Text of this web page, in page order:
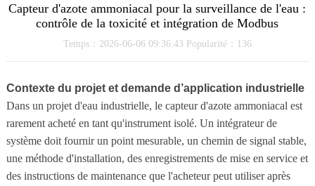
Capteur d'azote ammoniacal pour la surveillance de l'eau :
contrôle de la toxicité et intégration de Modbus
Temps：2026-06-06 09:36:43 Popularité：136
Contexte du projet et demande d’application industrielle
Dans un projet d'eau industrielle, le capteur d'azote ammoniacal est
rarement acheté en tant qu'instrument isolé. Un intégrateur de
système doit fournir un point mesurable, un chemin de signal stable,
une méthode d'installation, des enregistrements de mise en service et
des instructions de maintenance que l'acheteur peut utiliser après